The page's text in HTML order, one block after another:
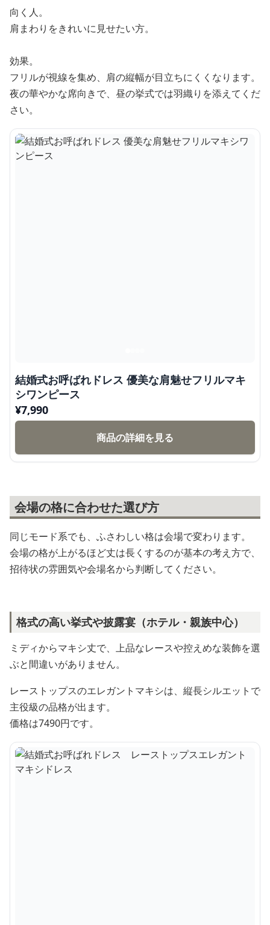
向く人。
肩まわりをきれいに見せたい方。
効果。
フリルが視線を集め、肩の縦幅が目立ちにくくなります。
夜の華やかな席向きで、昼の挙式では羽織りを添えてくだ
さい。
結婚式お呼ばれドレス 優美な肩魅せフリルマキ
シワンピース
¥7,990
商品の詳細を見る
会場の格に合わせた選び方
同じモード系でも、ふさわしい格は会場で変わります。
会場の格が上がるほど丈は長くするのが基本の考え方で、
招待状の雰囲気や会場名から判断してください。
格式の高い挙式や披露宴（ホテル・親族中心）
ミディからマキシ丈で、上品なレースや控えめな装飾を選
ぶと間違いがありません。
レーストップスのエレガントマキシは、縦長シルエットで
主役級の品格が出ます。
価格は7490円です。